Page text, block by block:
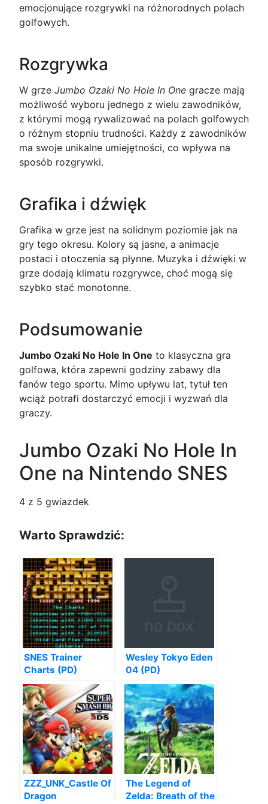
emocjonujące rozgrywki na różnorodnych polach
golfowych.
Rozgrywka
W grze Jumbo Ozaki No Hole In One gracze mają
możliwość wyboru jednego z wielu zawodników,
z którymi mogą rywalizować na polach golfowych
o różnym stopniu trudności. Każdy z zawodników
ma swoje unikalne umiejętności, co wpływa na
sposób rozgrywki.
Grafika i dźwięk
Grafika w grze jest na solidnym poziomie jak na
gry tego okresu. Kolory są jasne, a animacje
postaci i otoczenia są płynne. Muzyka i dźwięki w
grze dodają klimatu rozgrywce, choć mogą się
szybko stać monotonne.
Podsumowanie
Jumbo Ozaki No Hole In One to klasyczna gra
golfowa, która zapewni godziny zabawy dla
fanów tego sportu. Mimo upływu lat, tytuł ten
wciąż potrafi dostarczyć emocji i wyzwań dla
graczy.
Jumbo Ozaki No Hole In
One na Nintendo SNES
4 z 5 gwiazdek
Warto Sprawdzić:
SNES Trainer
Charts (PD)
Wesley Tokyo Eden
04 (PD)
ZZZ_UNK_Castle Of
Dragon
The Legend of
Zelda: Breath of the